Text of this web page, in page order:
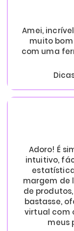
Amei,
muito
com uma
Adoro! É
intuitivo,
margem de
de
bastasse,
virtual com
meus